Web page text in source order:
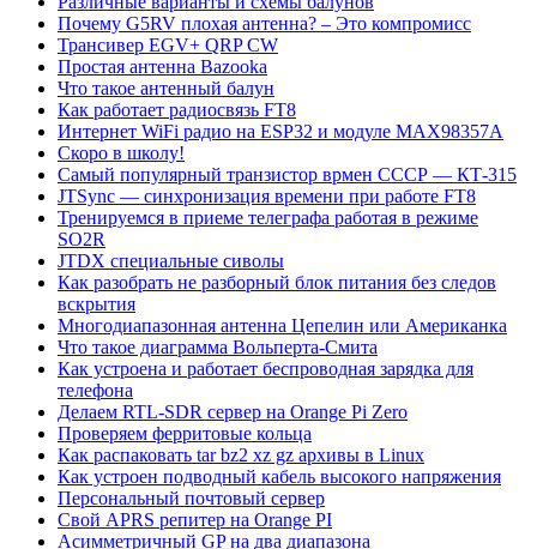
Почему G5RV плохая антенна? – Это компромисс
Трансивер EGV+ QRP CW
Простая антенна Bazooka
Что такое антенный балун
Как работает радиосвязь FT8
Интернет WiFi радио на ESP32 и модуле MAX98357A
Скоро в школу!
Самый популярный транзистор врмен СССР — КТ-315
JTSync — синхронизация времени при работе FT8
Тренируемся в приеме телеграфа работая в режиме
SO2R
JTDX специальные сиволы
Как разобрать не разборный блок питания без следов
вскрытия
Многодиапазонная антенна Цепелин или Американка
Что такое диаграмма Вольперта-Смита
Как устроена и работает беспроводная зарядка для
телефона
Делаем RTL-SDR сервер на Orange Pi Zero
Проверяем ферритовые кольца
Как распаковать tar bz2 xz gz архивы в Linux
Как устроен подводный кабель высокого напряжения
Персональный почтовый сервер
Свой APRS репитер на Orange PI
Асимметричный GP на два диапазона